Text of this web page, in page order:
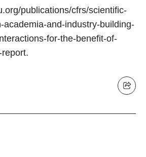
publications/cfrs/scientific-
academia-and-industry-building-
for-the-benefit-of-